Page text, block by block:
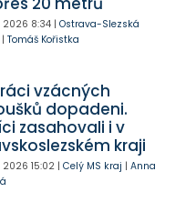
2026 8:34| Ostrava-Slezská
| Tomáš Kořistka
vzácných
dopadeni.
zasahovali i v
kraji
2026 15:02| Celý MS kraj | Anna